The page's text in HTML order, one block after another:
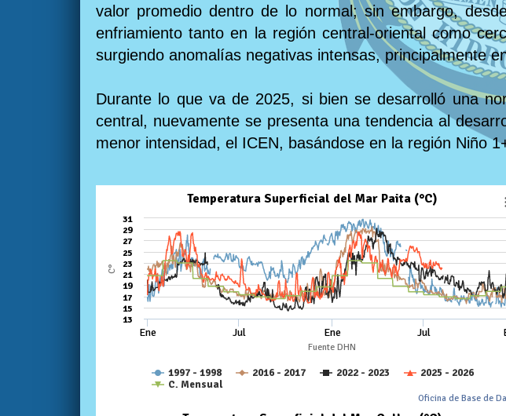
valor promedio dentro de lo normal; sin embargo,
enfriamiento tanto en la región central-oriental como
surgiendo anomalías negativas intensas, principalmente
Durante lo que va de 2025, si bien se desarrolló una
central, nuevamente se presenta una tendencia al
menor intensidad, el ICEN, basándose en la región Niño